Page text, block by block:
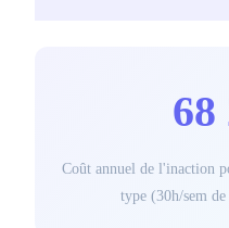
68
Coût annuel de l'inaction
type (30h/sem de